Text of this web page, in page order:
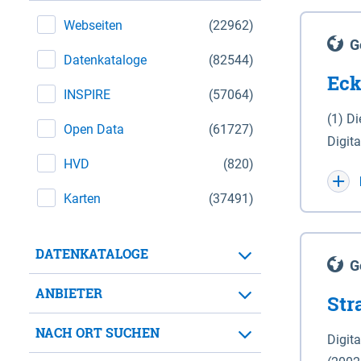
(22962)
Webseiten
(82544)
Datenkataloge
(57064)
INSPIRE
(61727)
Open Data
(820)
HVD
(37491)
Karten
DATENKATALOGE
ANBIETER
NACH ORT SUCHEN
(1)
WGS
für
der in